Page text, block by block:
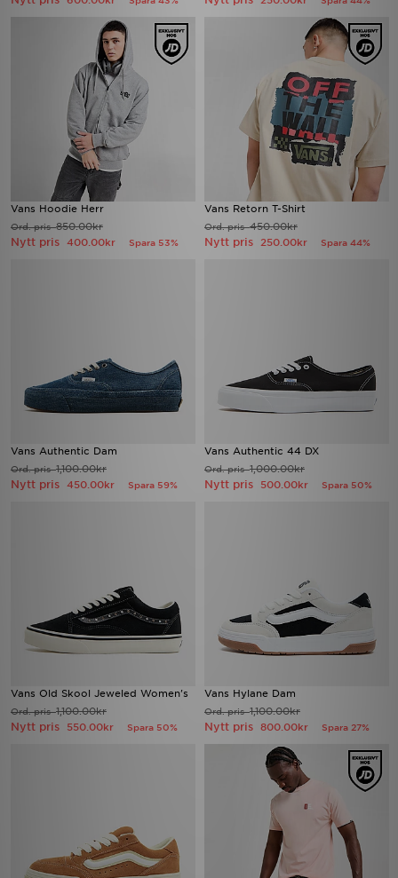
Vans Hoodie Herr
Ord. pris850.00kr
Nytt pris 400.00kr Spara 53%
Vans Retorn T-Shirt
Ord. pris450.00kr
Nytt pris 250.00kr Spara 44%
Vans Authentic Dam
Ord. pris1,100.00kr
Nytt pris 450.00kr Spara 59%
Vans Authentic 44 DX
Ord. pris1,000.00kr
Nytt pris 500.00kr Spara 50%
Vans Old Skool Jeweled Women's
Ord. pris1,100.00kr
Nytt pris 550.00kr Spara 50%
Vans Hylane Dam
Ord. pris1,100.00kr
Nytt pris 800.00kr Spara 27%